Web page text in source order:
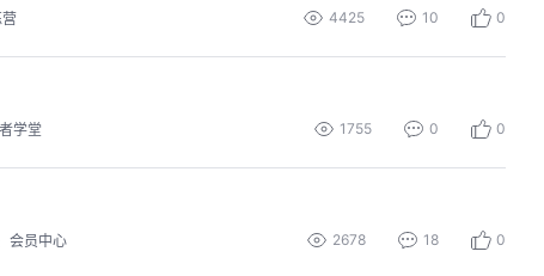
4425 10 0
学堂 1755 0 0
会员中心 2678 18 0